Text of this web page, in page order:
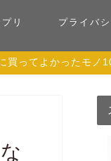
リ プライバ
買ってよかったモノ